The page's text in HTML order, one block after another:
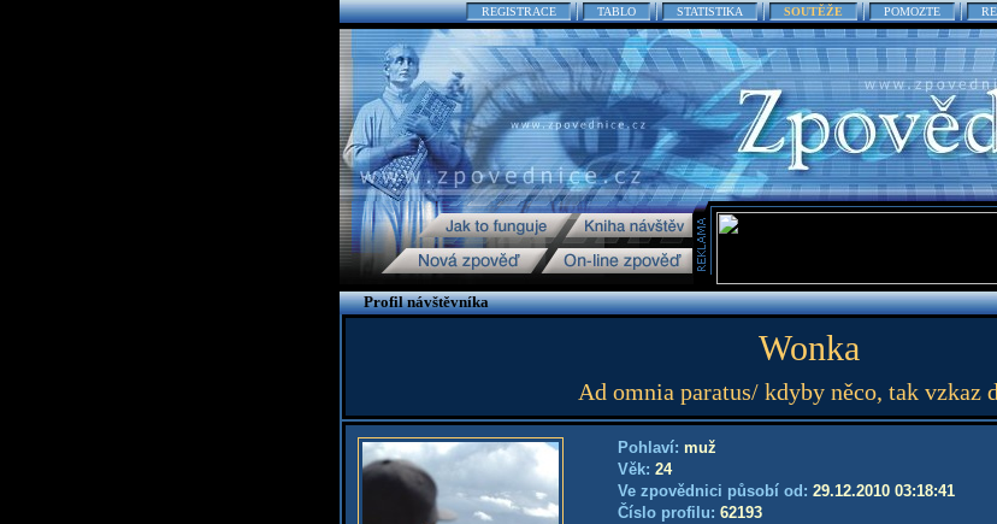
REGISTRACE TABLO STATISTIKA SOUTĚŽE POMOZTE
Profil návštěvníka
Wonka
Ad omnia paratus/ kdyby něco, tak vzkaz
Pohlaví: muž
Věk: 24
Ve zpovědnici působí od: 29.12.2010 03:18:41
Číslo profilu: 62193